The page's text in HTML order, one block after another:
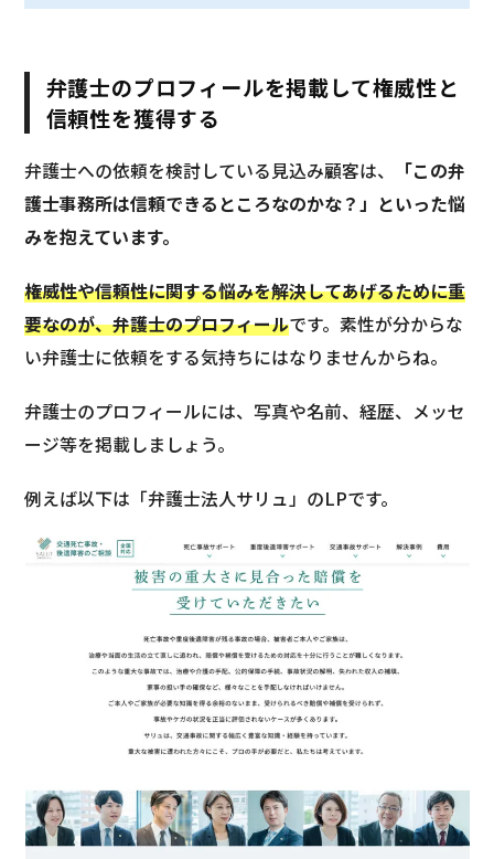
弁護士のプロフィールを掲載して権威性と
信頼性を獲得する
弁護士への依頼を検討している見込み顧客は、
「この弁
護士事務所は信頼できるところなのかな？」といった悩
みを抱えています。
権威性や信頼性に関する悩みを解決してあげるために重
要なのが、弁護士のプロフィールです。素性が分からな
い弁護士に依頼をする気持ちにはなりませんからね。
弁護士のプロフィールには、写真や名前、経歴、メッセ
ージ等を掲載しましょう。
例えば以下は「弁護士法人サリュ」のLPです。